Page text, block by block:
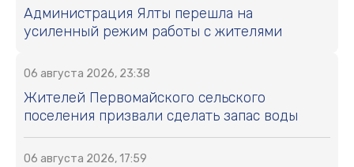
Администрация Ялты перешла на
усиленный режим работы с жителями
06 августа 2026, 23:38
Жителей Первомайского сельского
поселения призвали сделать запас воды
06 августа 2026, 17:59